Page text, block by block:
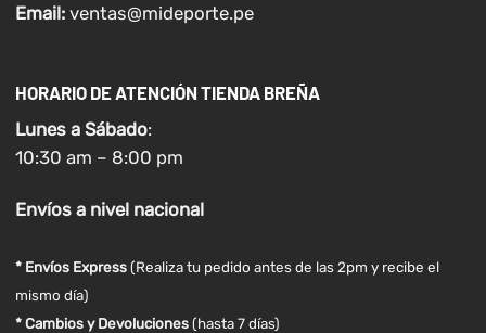
Email: ventas@mideporte.pe
HORARIO DE ATENCIÓN TIENDA BREÑA
Lunes a Sábado:
10:30 am – 8:00 pm
Envíosa nivel nacional
* Envíos Express(Realiza tu pedido antes de las 2pm y recibe el
mismo día)
* Cambios y Devoluciones (hasta 7 días)